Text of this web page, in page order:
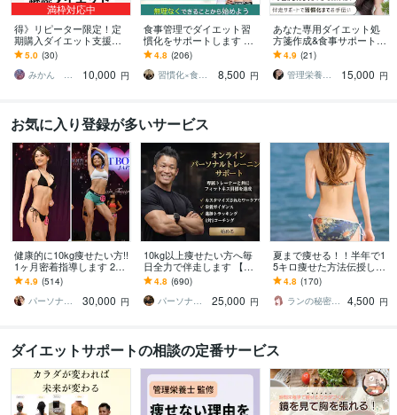
満枠対応中
得》リピーター限定！定
期購入ダイエット支援し
ます ２ヶ月目以降よりお
得にダイエット継続プラ
ン！よりお得に！
5.0 (30)
みかん ✳︎管理栄養士✳︎
10,000 円
食事管理でダイエット習
慣化をサポートします 無
理な制限なし！続く食事
改善サポート
4.8 (206)
習慣化×食事改善ダイエットコーチ｜琢人
8,500 円
あなた専用ダイエット処
方箋作成&食事サポートし
ます 年間1,000件栄養指導
する現役の病院管理栄養
士が全力伴走！
4.9 (21)
管理栄養士つき
15,000 円
お気に入り登録が多いサービス
健康的に10kg痩せたい方!!
1ヶ月密着指導します 20k
g痩せたプロトレーナーに
よる食事と運動サポート!!
4.9 (514)
パーソナルトレーナーYUKINA
30,000 円
10kg以上痩せたい方へ毎
日全力で伴走します 【残
り1名様】通常42,000円 →
25,000円（税抜）
4.8 (690)
パーソナルトレーナーJTタク
25,000 円
夏まで痩せる！！半年で1
5キロ痩せた方法伝授しま
す お腹と太ももとお尻が
キュッ！変わる7日間ダイ
エット！痩せ食事
4.8 (170)
ランの秘密の小部屋
4,500 円
ダイエットサポートの相談の定番サービス